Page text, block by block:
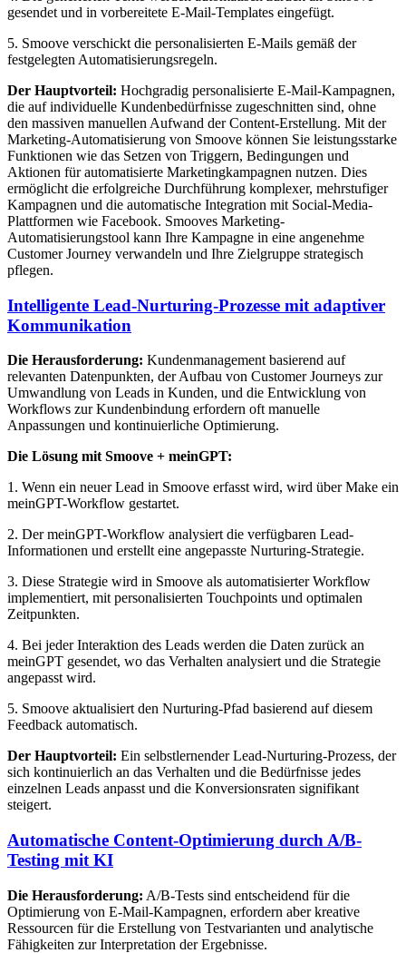
gesendet und in vorbereitete E-Mail-Templates eingefügt.
5. Smoove verschickt die personalisierten E-Mails gemäß der
festgelegten Automatisierungsregeln.
Der Hauptvorteil: Hochgradig personalisierte E-Mail-Kampagnen,
die auf individuelle Kundenbedürfnisse zugeschnitten sind, ohne
den massiven manuellen Aufwand der Content-Erstellung. Mit der
Marketing-Automatisierung von Smoove können Sie leistungsstarke
Funktionen wie das Setzen von Triggern, Bedingungen und
Aktionen für automatisierte Marketingkampagnen nutzen. Dies
ermöglicht die erfolgreiche Durchführung komplexer, mehrstufiger
Kampagnen und die automatische Integration mit Social-Media-
Plattformen wie Facebook. Smooves Marketing-
Automatisierungstool kann Ihre Kampagne in eine angenehme
Customer Journey verwandeln und Ihre Zielgruppe strategisch
pflegen.
Intelligente Lead-Nurturing-Prozesse mit adaptiver
Kommunikation
Die Herausforderung: Kundenmanagement basierend auf
relevanten Datenpunkten, der Aufbau von Customer Journeys zur
Umwandlung von Leads in Kunden, und die Entwicklung von
Workflows zur Kundenbindung erfordern oft manuelle
Anpassungen und kontinuierliche Optimierung.
Die Lösung mit Smoove + meinGPT:
1. Wenn ein neuer Lead in Smoove erfasst wird, wird über Make ein
meinGPT-Workflow gestartet.
2. Der meinGPT-Workflow analysiert die verfügbaren Lead-
Informationen und erstellt eine angepasste Nurturing-Strategie.
3. Diese Strategie wird in Smoove als automatisierter Workflow
implementiert, mit personalisierten Touchpoints und optimalen
Zeitpunkten.
4. Bei jeder Interaktion des Leads werden die Daten zurück an
meinGPT gesendet, wo das Verhalten analysiert und die Strategie
angepasst wird.
5. Smoove aktualisiert den Nurturing-Pfad basierend auf diesem
Feedback automatisch.
Der Hauptvorteil: Ein selbstlernender Lead-Nurturing-Prozess, der
sich kontinuierlich an das Verhalten und die Bedürfnisse jedes
einzelnen Leads anpasst und die Konversionsraten signifikant
steigert.
Automatische Content-Optimierung durch A/B-
Testing mit KI
Die Herausforderung: A/B-Tests sind entscheidend für die
Optimierung von E-Mail-Kampagnen, erfordern aber kreative
Ressourcen für die Erstellung von Testvarianten und analytische
Fähigkeiten zur Interpretation der Ergebnisse.